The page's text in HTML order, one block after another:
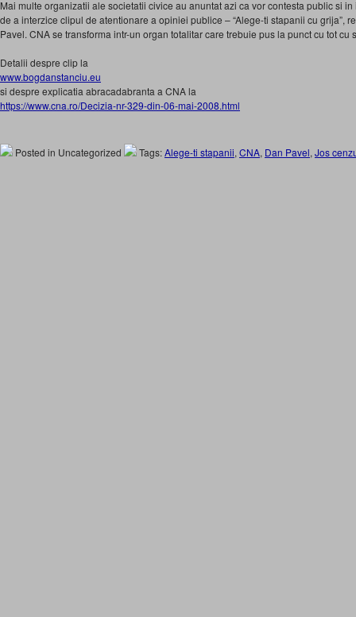
Mai multe organizatii ale societatii civice au anuntat azi ca vor contesta public si
de a interzice clipul de atentionare a opiniei publice – “Alege-ti stapanii cu grija”,
Pavel. CNA se transforma intr-un organ totalitar care trebuie pus la punct cu tot cu
Detalii despre clip la
www.bogdanstanciu.eu
si despre explicatia abracadabranta a CNA la
https://www.cna.ro/Decizia-nr-329-din-06-mai-2008.html
Posted in Uncategorized Tags:Alege-ti stapanii, CNA, Dan Pavel, Jos